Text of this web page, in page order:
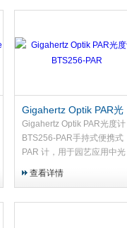
Gigahertz Optik PAR光
度计 BTS256-PAR
Gigahertz Optik PAR光度计
BTS256-PAR手持式便携式
PAR 计，用于园艺应用中光
查看详情